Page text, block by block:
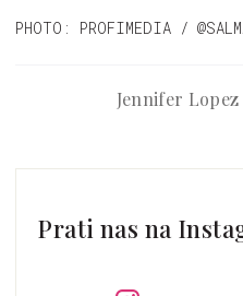
PHOTO: PROFIMEDIA /
Jennifer Lopez
Prati nas na